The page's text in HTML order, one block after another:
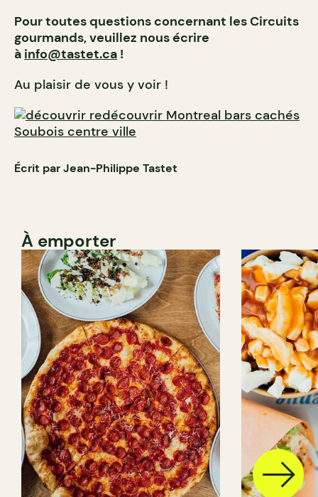
Pour toutes questions concernant les Circuits
gourmands, veuillez nous écrire
à info@tastet.ca !
Au plaisir de vous y voir !
Écrit par Jean-Philippe Tastet
À emporter